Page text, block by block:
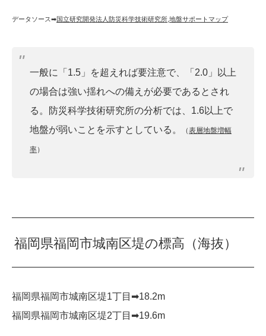
データソース➡︎国立研究開発法人防災科学技術研究所 地盤サポートマップ
一般に「1.5」を超えれば要注意で、「2.0」以上
の場合は強い揺れへの備えが必要であるとされ
る。防災科学技術研究所の分析では、1.6以上で
地盤が弱いことを示すとしている。
（表層地盤増幅
率）
福岡県福岡市城南区堤の標高（海抜）
福岡県福岡市城南区堤1丁目➡︎18.2m
福岡県福岡市城南区堤2丁目➡︎19.6m